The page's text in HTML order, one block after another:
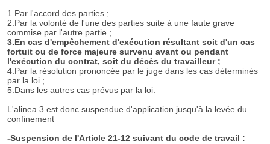
1.Par l'accord des parties ;
2.Par la volonté de l'une des parties suite à une faute grave
commise par l'autre partie ;
3.En cas d'empêchement d'exécution résultant soit d'un cas
fortuit ou de force majeure survenu avant ou pendant
l'exécution du contrat, soit du décès du travailleur ;
4.Par la résolution prononcée par le juge dans les cas déterminés
par la loi ;
5.Dans les autres cas prévus par la loi.
L'alinea 3 est donc suspendue d'application jusqu'à la levée du
confinement
-Suspension de l'Article 21-12 suivant du code de travail :